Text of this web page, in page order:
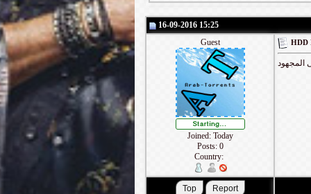
16-09-2016 15:25
Guest
Joined: Today
Posts: 0
Country:
المجهود